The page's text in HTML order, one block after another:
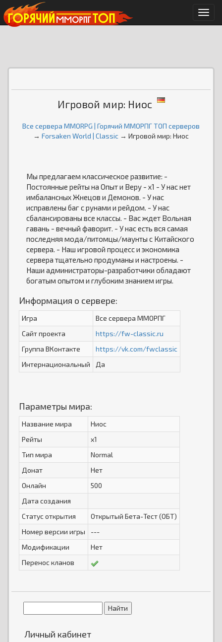
Меню
Игровой мир: Ниос
Все сервера MMORPG | Горячий ММОРПГ ТОП серверов
→ Forsaken World | Classic → Игровой мир: Ниос
Мы предлагаем классическое развитие: -
Постоянные рейты на Опыт и Веру - х1 - У нас нет
имбалансных Жнецов и Демонов. - У нас
исправлены баг с рунами и рейдом. - У нас
сбалансированы все классы. - Вас ждет Вольная
гавань - вечный фаворит. - У нас есть вся самая
последняя мода/питомцы/маунты с Китайского
сервера. - Наш игровой процесс и экономика
сервера тщательно продуманы и настроены. -
Наши администраторы-разработчики обладают
богатым опытом и глубоким знанием игры.
Информация о сервере:
Игра
Все сервера ММОРПГ
Сайт проекта
https://fw-classic.ru
Группа ВКонтакте
https://vk.com/fwclassic
Интернациональный
Да
Параметры мира:
Название мира
Ниос
Рейты
x1
Тип мира
Normal
Донат
Нет
Онлайн
500
Дата создания
Статус открытия
Открытый Бета-Тест (ОБТ)
Номер версии игры
---
Модификации
Нет
Перенос кланов
Личный кабинет